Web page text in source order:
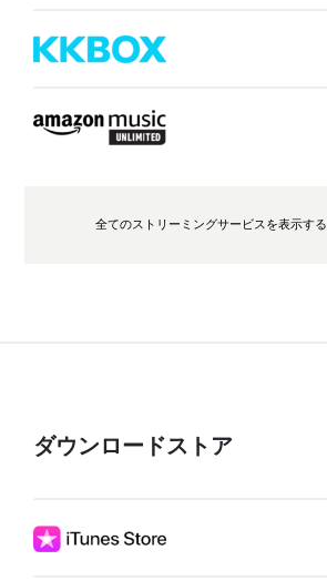
全てのストリーミングサービスを表示する
ダウンロードストア